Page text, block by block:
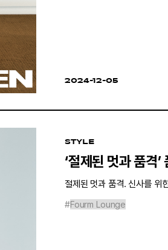
2024-12-05
STYLE
‘절제된 멋과 품격
절제된 멋과 품격. 신사를 위
#Fourm Lounge